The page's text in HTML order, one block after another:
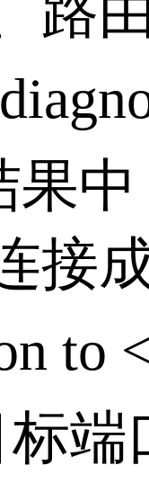
果
接
to
端